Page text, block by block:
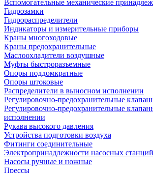
Вспомогательные механические
Гидрозамки
Гидрораспределители
Индикаторы и измерительные приборы
Краны многоходовые
Краны предохранительные
Маслоохладители воздушные
Муфты быстроразъемные
Опоры поддомкратные
Опоры штоковые
Распределители в выносном исполнении
Регулировочно-предохранительные
Регулировочно-предохранительные
исполнении
Рукава высокого давления
Устройства подготовки воздуха
Фитинги соединительные
Электропринадлежности насосных станций
Насосы ручные и ножные
Прессы